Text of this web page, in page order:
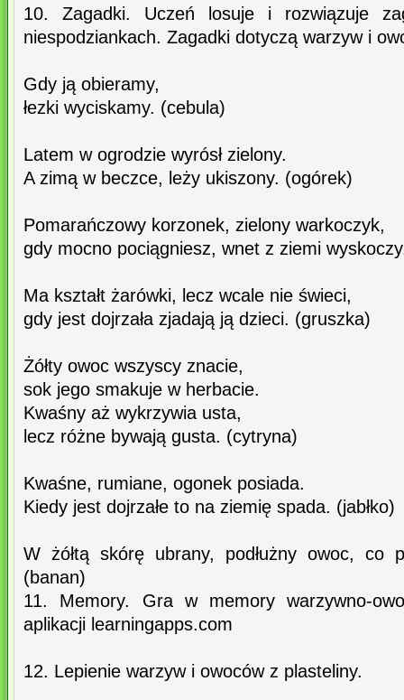
10. Zagadki. Uczeń losuje i rozwiązuje
niespodziankach. Zagadki dotyczą warzyw i
Gdy ją obieramy,
łezki wyciskamy. (cebula)
Latem w ogrodzie wyrósł zielony.
A zimą w beczce, leży ukiszony. (ogórek)
Pomarańczowy korzonek, zielony warkoczyk,
gdy mocno pociągniesz, wnet z ziemi
Ma kształt żarówki, lecz wcale nie świeci,
gdy jest dojrzała zjadają ją dzieci. (gruszka)
Żółty owoc wszyscy znacie,
sok jego smakuje w herbacie.
Kwaśny aż wykrzywia usta,
lecz różne bywają gusta. (cytryna)
Kwaśne, rumiane, ogonek posiada.
Kiedy jest dojrzałe to na ziemię spada. (jabłko)
W żółtą skórę ubrany, podłużny owoc, co
(banan)
11. Memory. Gra w memory warzywno-
aplikacji learningapps.com
12. Lepienie warzyw i owoców z plasteliny.